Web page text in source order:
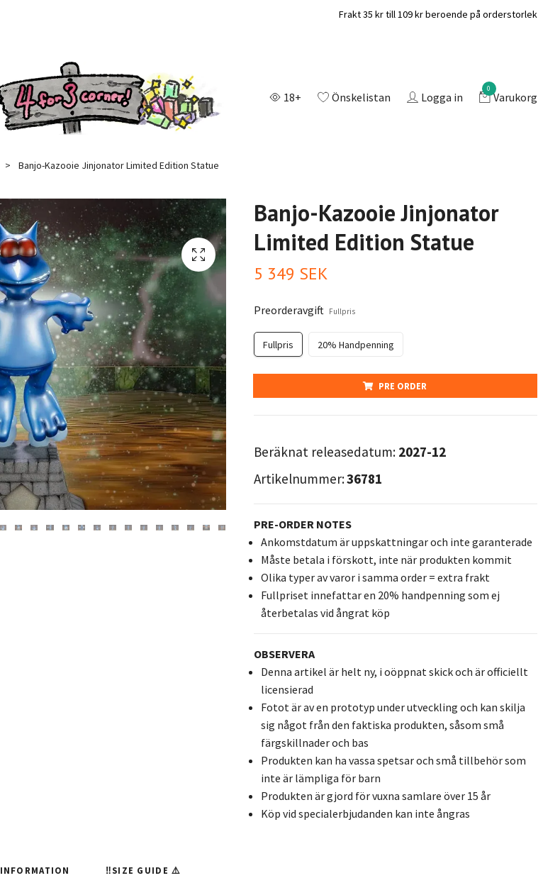
Frakt 35 kr till 109 kr beroende på orderstorlek
18+ Önskelistan Logga in
0
Varukorg
Banjo-Kazooie Jinjonator Limited Edition Statue
Banjo-Kazooie Jinjonator
Limited Edition Statue
5 349 SEK
Preorderavgift Fullpris
Fullpris 20% Handpenning
PRE ORDER
Beräknat releasedatum: 2027-12
Artikelnummer:36781
PRE-ORDER NOTES
Ankomstdatum är uppskattningar och inte garanterade
Måste betala i förskott, inte när produkten kommit
Olika typer av varor i samma order = extra frakt
Fullpriset innefattar en 20% handpenning som ej
återbetalas vid ångrat köp
OBSERVERA
Denna artikel är helt ny, i oöppnat skick och är officiellt
licensierad
Fotot är av en prototyp under utveckling och kan skilja
sig något från den faktiska produkten, såsom små
färgskillnader och bas
Produkten kan ha vassa spetsar och små tillbehör som
inte är lämpliga för barn
Produkten är gjord för vuxna samlare över 15 år
Köp vid specialerbjudanden kan inte ångras
INFORMATION ‼️SIZE GUIDE ⚠️